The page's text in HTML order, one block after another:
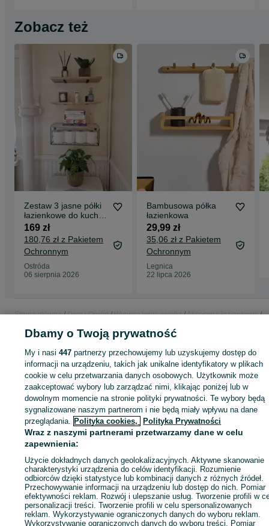
Zobacz też
Zestaw 3 jasne półki
łazienkowe do kuchni
salonu komplet z
koszykiem
169 zł
180,76 zł z Pakietem
Ochronnym
Ostróda
06 sierpnia 2026
Bambusowa półka
łazienkowa
29,99 zł
35,06 zł z Pakietem
Ochronnym
Legnica
22 lipca 2026
Strona główna Dom i Ogród Wyposażenie wnętrz Akcesoria łazienkowe
Wielkopolski
KATEGORIA
ID:1077217316 Wyświetlenia:
Wyślij wiadomość Kup
Dbamy o Twoją prywatność
My i nasi447 partnerzy przechowujemy lub uzyskujemy dostęp do
informacji na urządzeniu, takich jak unikalne identyfikatory w plikach
cookie w celu przetwarzania danych osobowych. Użytkownik może
zaakceptować wybory lub zarządzać nimi, klikając poniżej lub w
dowolnym momencie na stronie polityki prywatności. Te wybory będą
sygnalizowane naszym partnerom i nie będą miały wpływu na dane
przeglądania. Polityka cookies, Polityka Prywatności
Wraz z naszymi partnerami przetwarzamy dane w celu
zapewnienia:
Użycie dokładnych danych geolokalizacyjnych. Aktywne skanowanie
charakterystyki urządzenia do celów identyfikacji. Rozumienie
odbiorców dzięki statystyce lub kombinacji danych z różnych źródeł.
Przechowywanie informacji na urządzeniu lub dostęp do nich. Pomiar
efektywności reklam. Rozwój i ulepszanie usług. Tworzenie profili w
personalizacji treści. Tworzenie profili w celu spersonalizowanych
reklam. Wykorzystywanie ograniczonych danych do wyboru reklam.
Wykorzystywanie ograniczonych danych do wyboru treści. Pomiar